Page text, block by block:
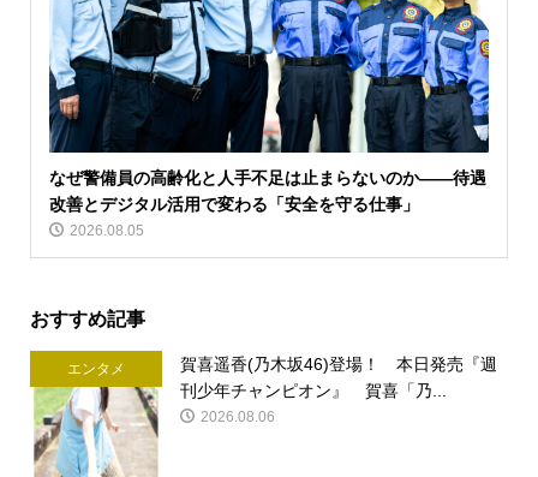
なぜ警備員の高齢化と人手不足は止まらないのか――待遇
改善とデジタル活用で変わる「安全を守る仕事」
2026.08.05
おすすめ記事
エンタメ
賀喜遥香(乃木坂46)登場！ 本日発売『週
刊少年チャンピオン』 賀喜「乃...
2026.08.06